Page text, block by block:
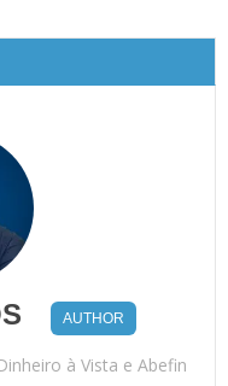
AUTHOR
à Vista e Abefin